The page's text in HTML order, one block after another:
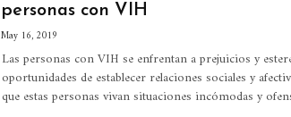
personas con VIH
May 16, 2019
Las personas con VIH se enfrentan a prejuicios y
oportunidades de establecer relaciones sociales y
que estas personas vivan situaciones incómodas y